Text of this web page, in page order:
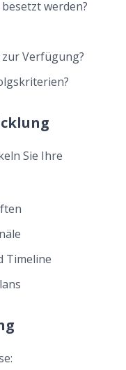
werden?
Verfügung?
Sie Ihre
Timeline